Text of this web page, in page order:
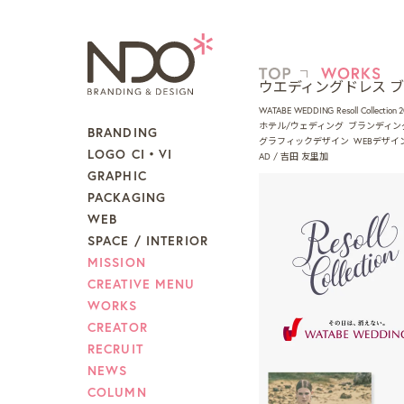
BRANDING
LOGO CI・VI
GRAPHIC
PACKAGING
WEB
SPACE / INTERIOR
MISSION
CREATIVE MENU
WORKS
CREATOR
RECRUIT
NEWS
COLUMN
ウエディングドレス
WATABE WEDDING Resoll Collection
ホテル/ウェディング ブランディン
グラフィックデザイン WEBデザイ
AD / 吉田 友里加